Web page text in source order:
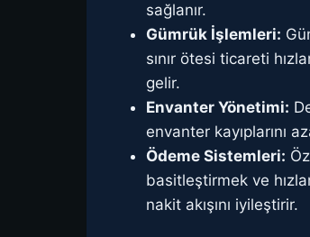
sağlanır.
Gümrük İşlemleri:
sınır ötesi ticareti
gelir.
Envanter Yönetimi:
envanter kayıplarını
Ödeme Sistemleri:
basitleştirmek ve
nakit akışını iyileştirir.